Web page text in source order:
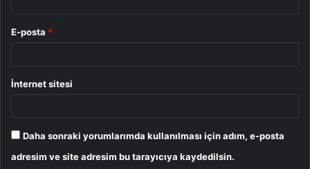
E-posta *
İnternet sitesi
Daha sonraki yorumlarımda kullanılması için adım, e-posta
adresim ve site adresim bu tarayıcıya kaydedilsin.